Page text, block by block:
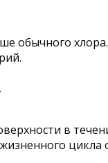
обычного хлора.
в
цикла